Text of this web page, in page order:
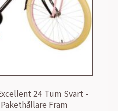
24 Tum Svart -
Fram